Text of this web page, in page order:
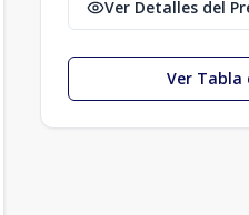
Ver Detalles del
Ver Tabla